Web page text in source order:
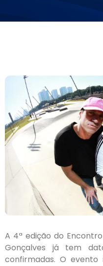
A 4ª edição do
Gonçalves já tem
confirmadas. O